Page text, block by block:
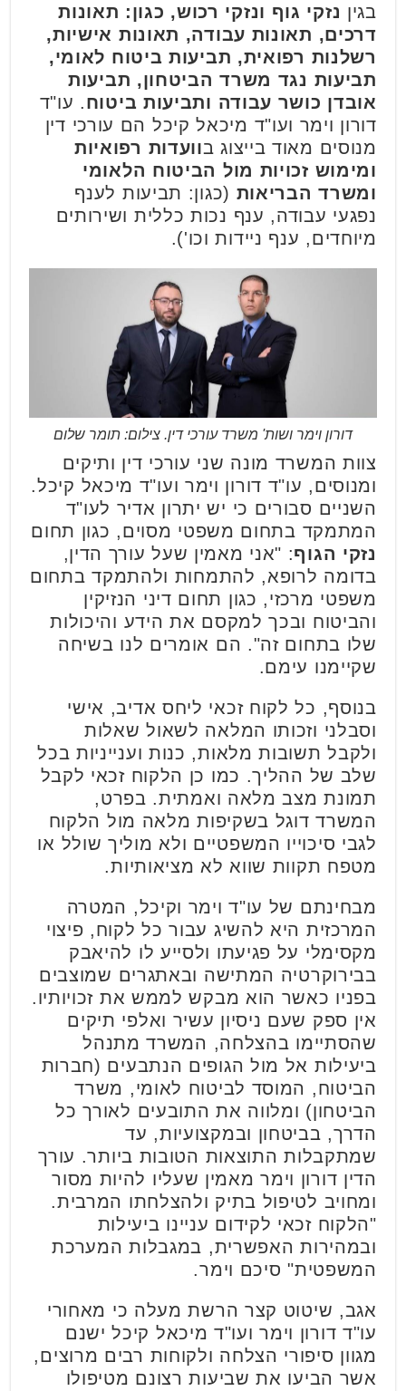
בגין נזקי גוף ונזקי רכוש, כגון: תאונות
דרכים, תאונות עבודה, תאונות אישיות,
רשלנות רפואית, תביעות ביטוח לאומי,
תביעות נגד משרד הביטחון, תביעות
אובדן כושר עבודה ותביעות ביטוח. עו"ד
דורון וימר ועו"ד מיכאל קיכל הם עורכי דין
מנוסים מאוד בייצוג בוועדות רפואיות
ומימוש זכויות מול הביטוח הלאומי
ומשרד הבריאות (כגון: תביעות לענף
נפגעי עבודה, ענף נכות כללית ושירותים
מיוחדים, ענף ניידות וכו').
דורון וימר ושות' משרד עורכי דין. צילום: תומר שלום
צוות המשרד מונה שני עורכי דין ותיקים
ומנוסים, עו"ד דורון וימר ועו"ד מיכאל קיכל.
השניים סבורים כי יש יתרון אדיר לעו"ד
המתמקד בתחום משפטי מסוים, כגון תחום
נזקי הגוף: "אני מאמין שעל עורך הדין,
בדומה לרופא, להתמחות ולהתמקד בתחום
משפטי מרכזי, כגון תחום דיני הנזיקין
והביטוח ובכך למקסם את הידע והיכולות
שלו בתחום זה". הם אומרים לנו בשיחה
שקיימנו עימם.
בנוסף, כל לקוח זכאי ליחס אדיב, אישי
וסבלני וזכותו המלאה לשאול שאלות
ולקבל תשובות מלאות, כנות וענייניות בכל
שלב של ההליך. כמו כן הלקוח זכאי לקבל
תמונת מצב מלאה ואמתית. בפרט,
המשרד דוגל בשקיפות מלאה מול הלקוח
לגבי סיכוייו המשפטיים ולא מוליך שולל או
מטפח תקוות שווא לא מציאותיות.
מבחינתם של עו"ד וימר וקיכל, המטרה
המרכזית היא להשיג עבור כל לקוח, פיצוי
מקסימלי על פגיעתו ולסייע לו להיאבק
בבירוקרטיה המתישה ובאתגרים שמוצבים
בפניו כאשר הוא מבקש לממש את זכויותיו.
אין ספק שעם ניסיון עשיר ואלפי תיקים
שהסתיימו בהצלחה, המשרד מתנהל
ביעילות אל מול הגופים הנתבעים (חברות
הביטוח, המוסד לביטוח לאומי, משרד
הביטחון) ומלווה את התובעים לאורך כל
הדרך, בביטחון ובמקצועיות, עד
שמתקבלות התוצאות הטובות ביותר. עורך
הדין דורון וימר מאמין שעליו להיות מסור
ומחויב לטיפול בתיק ולהצלחתו המרבית.
"הלקוח זכאי לקידום עניינו ביעילות
ובמהירות האפשרית, במגבלות המערכת
המשפטית" סיכם וימר.
אגב, שיטוט קצר הרשת מעלה כי מאחורי
עו"ד דורון וימר ועו"ד מיכאל קיכל ישנם
מגוון סיפורי הצלחה ולקוחות רבים מרוצים,
אשר הביעו את שביעות רצונם מטיפולו